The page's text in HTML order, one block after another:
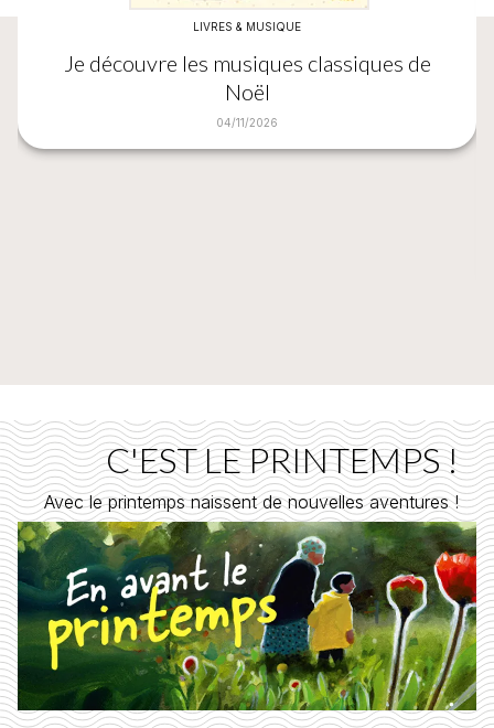
LIVRES & MUSIQUE
Je découvre les musiques classiques de
Noël
04/11/2026
C'EST LE PRINTEMPS !
Avec le printemps naissent de nouvelles aventures !